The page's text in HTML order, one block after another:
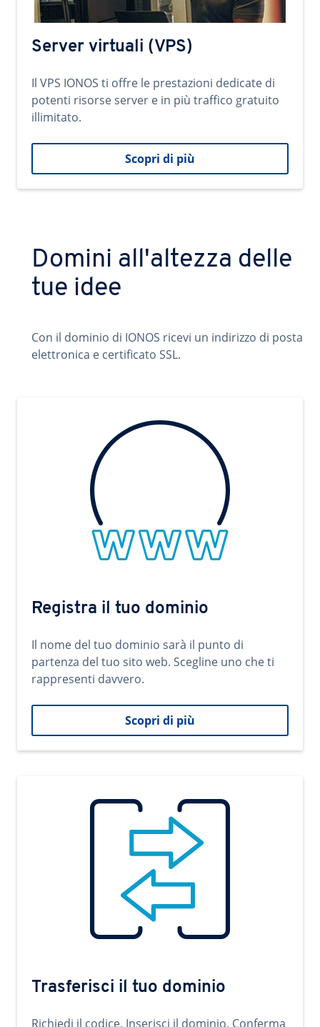
Server virtuali (VPS)
Il VPS IONOS ti offre le prestazioni dedicate di
potenti risorse server e in più traffico gratuito
illimitato.
Scopri di più
Domini all'altezza delle
tue idee
Con il dominio di IONOS ricevi un indirizzo di posta
elettronica e certificato SSL.
Registra il tuo dominio
Il nome del tuo dominio sarà il punto di
partenza del tuo sito web. Scegline uno che ti
rappresenti davvero.
Scopri di più
Trasferisci il tuo dominio
Richiedi il codice. Inserisci il dominio. Conferma